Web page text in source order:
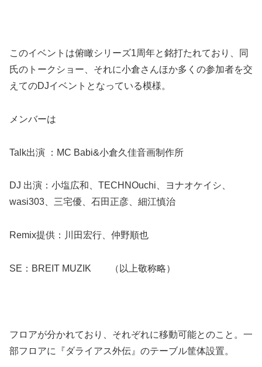
このイベントは俯瞰シリーズ1周年と銘打たれており、同
氏のトークショー、それに小倉さんほか多くの参加者を交
えてのDJイベントとなっている模様。
メンバーは
Talk出演 ：MC Babi&小倉久佳音画制作所
DJ 出演：小塩広和、TECHNOuchi、ヨナオケイシ、
wasi303、三宅優、石田正彦、細江慎治
Remix提供：川田宏行、仲野順也
SE：BREIT MUZIK （以上敬称略）
フロアが分かれており、それぞれに移動可能とのこと。一
部フロアに『ダライアス外伝』のテーブル筐体設置。